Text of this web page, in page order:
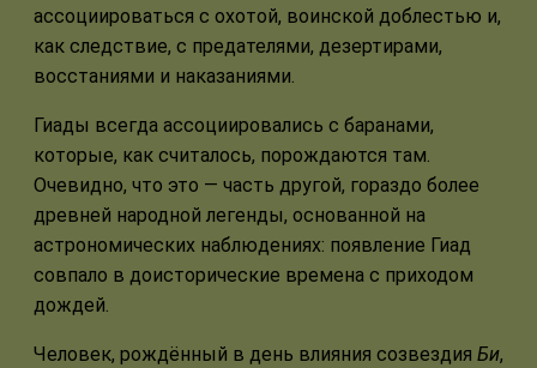
ассоциироваться с охотой, воинской доблестью и,
как следствие, с предателями, дезертирами,
восстаниями и наказаниями.
Гиады всегда ассоциировались с баранами,
которые, как считалось, порождаются там.
Очевидно, что это — часть другой, гораздо более
древней народной легенды, основанной на
астрономических наблюдениях: появление Гиад
совпало в доисторические времена с приходом
дождей.
Человек, рождённый в день влияния созвездия Би,